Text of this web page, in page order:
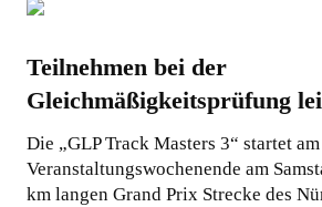
Teilnehmen bei der
Gleichmäßigkeitsprüfung
Die „GLP Track Masters 3“ startet am
Veranstaltungswochenende am
km langen Grand Prix Strecke des